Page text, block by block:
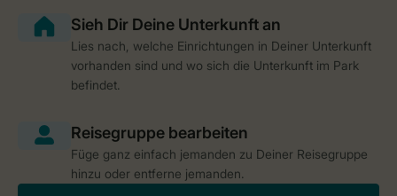
Lies nach, welche Einrichtungen in Deiner Unterkunft
vorhanden sind und wo sich die Unterkunft im Park
befindet.
Füge ganz einfach jemanden zu Deiner Reisegruppe
hinzu oder entferne jemanden.